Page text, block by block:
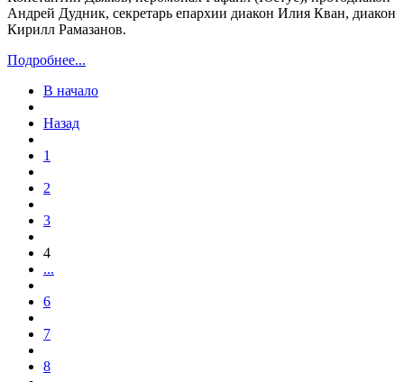
Андрей Дудник, секретарь епархии диакон Илия Кван, диакон
Кирилл Рамазанов.
Подробнее...
В начало
Назад
1
2
3
4
...
6
7
8